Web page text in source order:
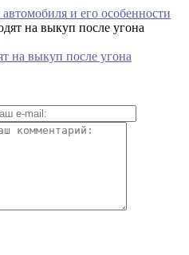
и его особенности
на выкуп после угона